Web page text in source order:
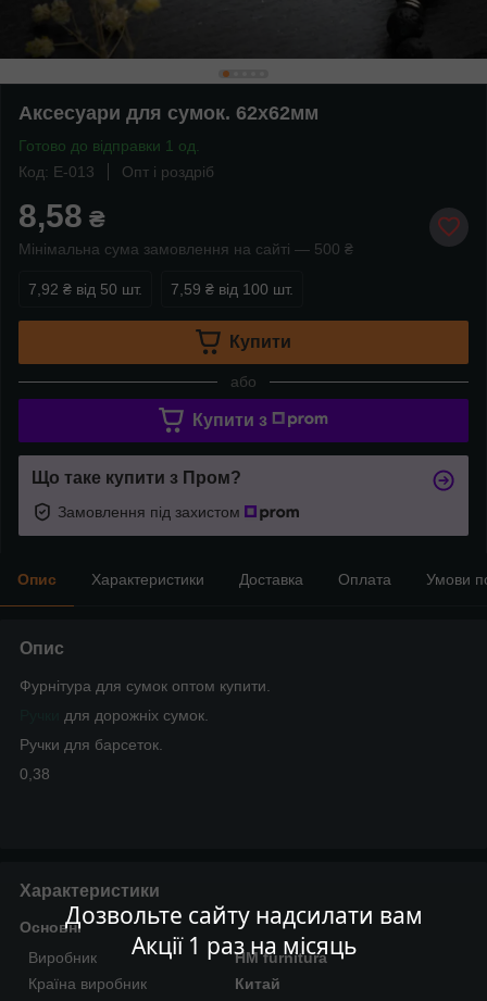
Дозвольте сайту надсилати вам
Акції 1 раз на місяць
Аксесуари для сумок. 62х62мм
Готово до відправки 1 од.
Код: E-013
Опт і роздріб
8,58 ₴
Мінімальна сума замовлення на сайті — 500 ₴
7,92 ₴ від 50 шт. 7,59 ₴ від 100 шт.
Купити
або
Купити з
Що таке купити з Пром?
Замовлення під захистом
Опис Характеристики Доставка Оплата Умови
Опис
Фурнітура для сумок оптом купити.
для дорожніх сумок.
Ручки для барсеток.
0,38
Характеристики
Основні
Виробник
HM furnitura
Країна виробник
Китай